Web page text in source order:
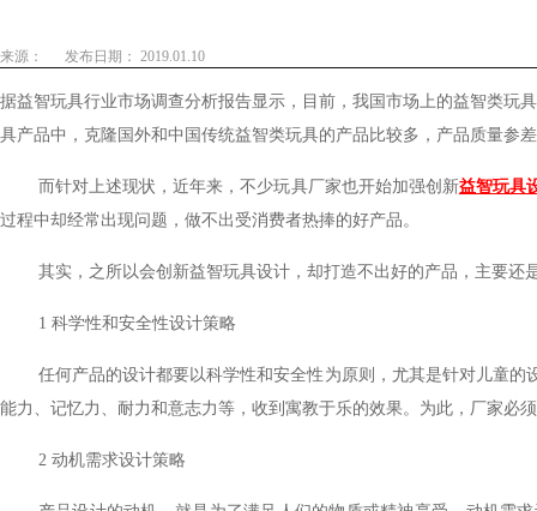
来源： 发布日期： 2019.01.10
据益智玩具行业市场调查分析报告显示，目前，我国市场上的益智类玩
具产品中，克隆国外和中国传统益智类玩具的产品比较多，产品质量参差
而针对上述现状，近年来，不少玩具厂家也开始加强创新益智玩具
过程中却经常出现问题，做不出受消费者热捧的好产品。
其实，之所以会创新益智玩具设计，却打造不出好的产品，主要
1 科学性和安全性设计策略
任何产品的设计都要以科学性和安全性为原则，尤其是针对儿童的
能力、记忆力、耐力和意志力等，收到寓教于乐的效果。为此，厂家
2 动机需求设计策略